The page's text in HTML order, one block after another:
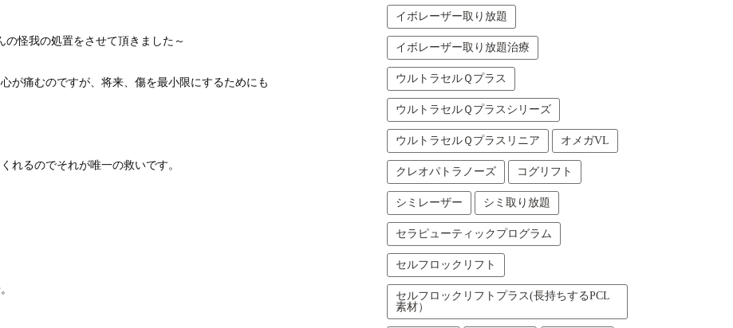
怪我の処置をさせて頂きました～
が痛むのですが、将来、傷を最小限にするためにも
れるのでそれが唯一の救いです。
イボレーザー取り放題
イボレーザー取り放題治療
ウルトラセルＱプラス
ウルトラセルＱプラスシリーズ
ウルトラセルＱプラスリニア オメガVL
クレオパトラノーズ コグリフト
シミレーザー シミ取り放題
セラピューティックプログラム
セルフロックリフト
セルフロックリフトプラス(長持ちするPCL
素材）